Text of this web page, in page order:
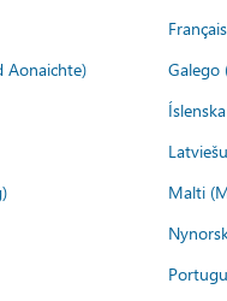
Aonaichte) Galego
Malti